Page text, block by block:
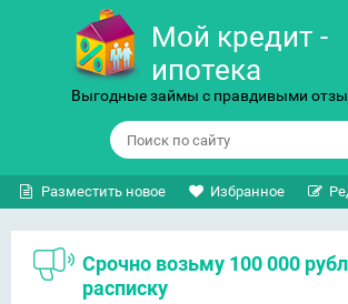
Мой кредит -
ипотека
Выгодные займы с правдивыми
Разместить новое Избранное
Срочно возьму 100 000 рублей под
расписку